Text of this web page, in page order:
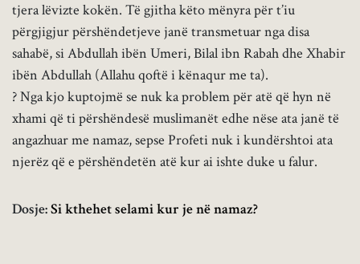
tjera lëvizte kokën. Të gjitha këto mënyra për t’iu
përgjigjur përshëndetjeve janë transmetuar nga disa
sahabë, si Abdullah ibën Umeri, Bilal ibn Rabah dhe Xhabir
ibën Abdullah (Allahu qoftë i kënaqur me ta).
? Nga kjo kuptojmë se nuk ka problem për atë që hyn në
xhami që ti përshëndesë muslimanët edhe nëse ata janë të
angazhuar me namaz, sepse Profeti nuk i kundërshtoi ata
njerëz që e përshëndetën atë kur ai ishte duke u falur.
Dosje:Si kthehet selami kur je në namaz?